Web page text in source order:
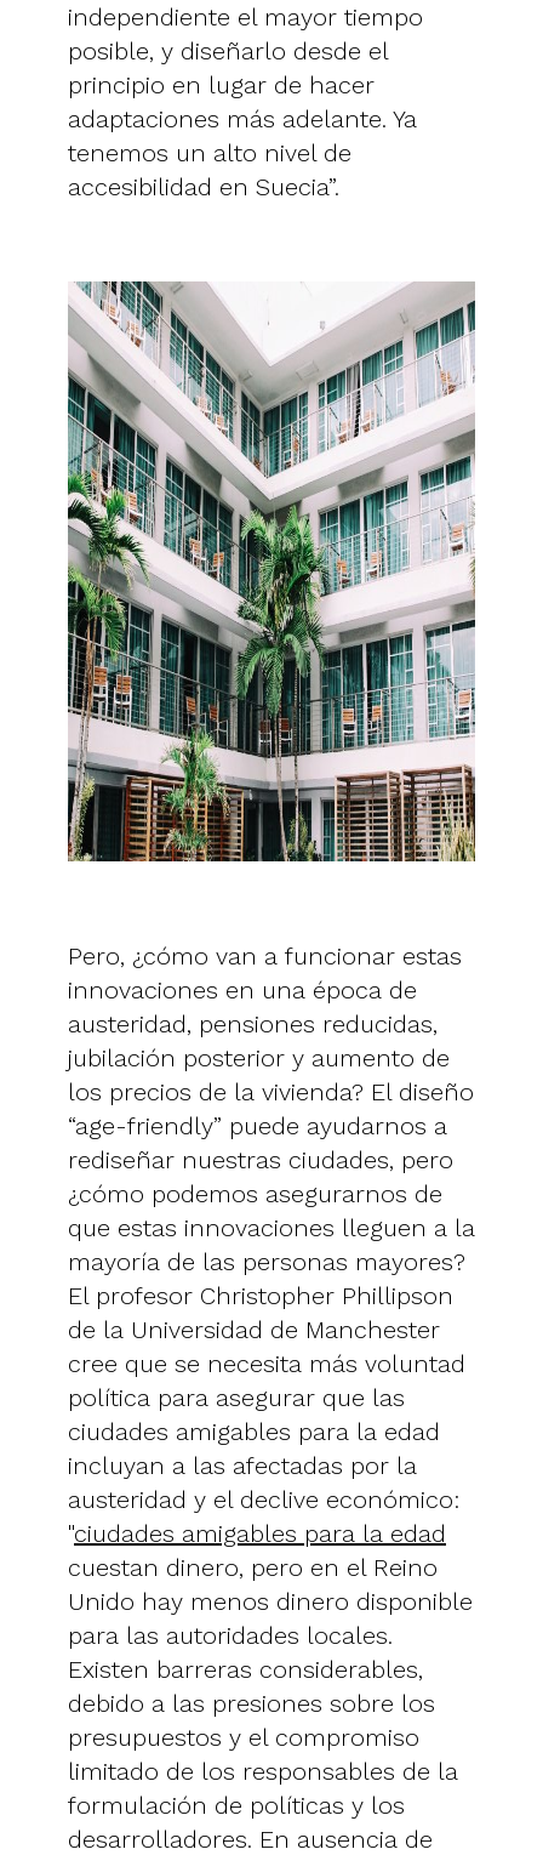
independiente el mayor tiempo
posible, y diseñarlo desde el
principio en lugar de hacer
adaptaciones más adelante. Ya
tenemos un alto nivel de
accesibilidad en Suecia”.
Pero, ¿cómo van a funcionar estas
innovaciones en una época de
austeridad, pensiones reducidas,
jubilación posterior y aumento de
los precios de la vivienda? El diseño
“age-friendly” puede ayudarnos a
rediseñar nuestras ciudades, pero
¿cómo podemos asegurarnos de
que estas innovaciones lleguen a la
mayoría de las personas mayores?
El profesor Christopher Phillipson
de la Universidad de Manchester
cree que se necesita más voluntad
política para asegurar que las
ciudades amigables para la edad
incluyan a las afectadas por la
austeridad y el declive económico:
"ciudades amigables para la edad
cuestan dinero, pero en el Reino
Unido hay menos dinero disponible
para las autoridades locales.
Existen barreras considerables,
debido a las presiones sobre los
presupuestos y el compromiso
limitado de los responsables de la
formulación de políticas y los
desarrolladores. En ausencia de